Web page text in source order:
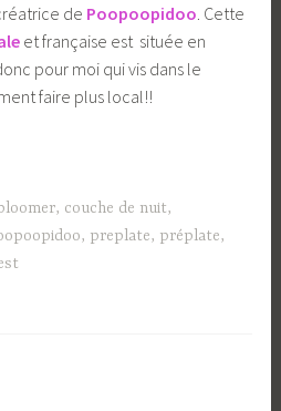
de Poopoopidoo . Cette
et française est située en
pour moi qui vis dans le
faire plus local!!
, couche de nuit,
, preplate, préplate,